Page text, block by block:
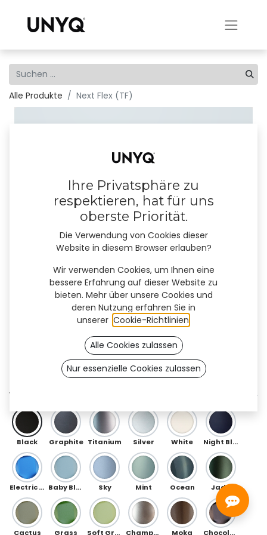
Alle Produkte Next Flex (TF)
Next Flex (TF)
VORDERSEITE
Black Graphite Titanium Silver White Night Blue
Electric Blue Baby Blue Sky Mint Ocean Jade
Cactus Grass Soft Green Champagne Moka Chocolate
Ihre Privatsphäre zu
respektieren, hat für uns
oberste Priorität.
Die Verwendung von Cookies dieser
Website in diesem Browser erlauben?
Wir verwenden Cookies, um Ihnen eine
bessere Erfahrung auf dieser Website zu
bieten. Mehr über unsere Cookies und
deren Nutzung erfahren Sie in
unserer Cookie-Richtlinien
Alle Cookies zulassen
Nur essenzielle Cookies zulassen